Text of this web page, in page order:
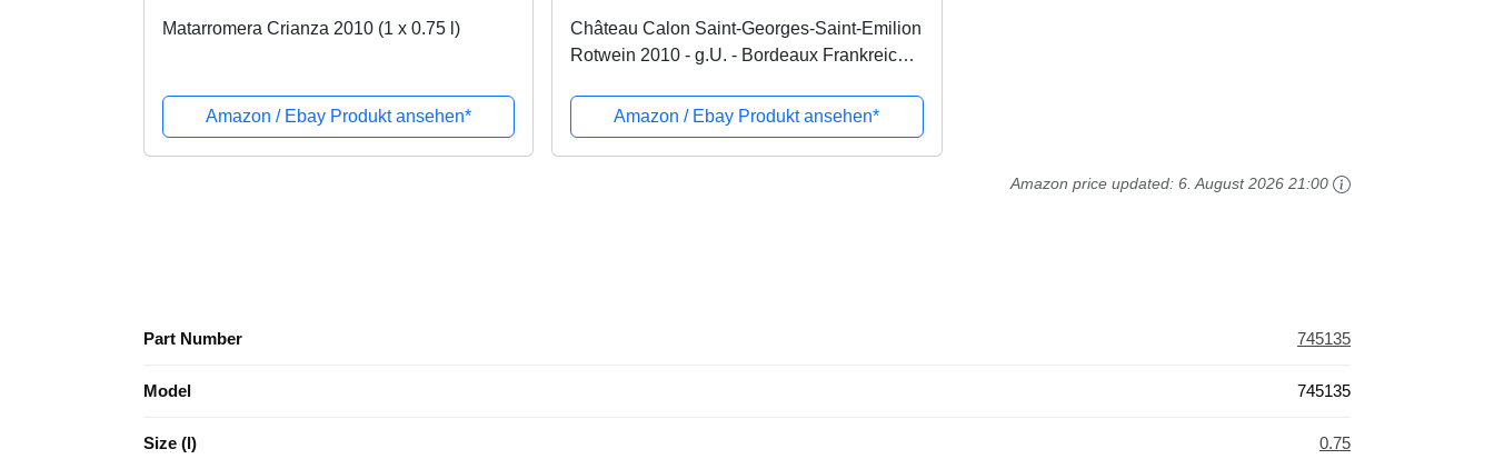
Matarromera Crianza 2010 (1 x 0.75 l)
Amazon / Ebay Produkt ansehen*
Château Calon Saint-Georges-Saint-Emilion
Rotwein 2010 - g.U. - Bordeaux Frankreich -
Sauvignon - 3x75cl - Médaille...
Amazon / Ebay Produkt ansehen*
Amazon price updated:6. August 2026 21:00
Part Number 745135
Model 745135
Size (l) 0.75